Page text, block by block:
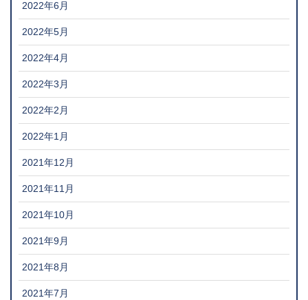
2022年6月
2022年5月
2022年4月
2022年3月
2022年2月
2022年1月
2021年12月
2021年11月
2021年10月
2021年9月
2021年8月
2021年7月